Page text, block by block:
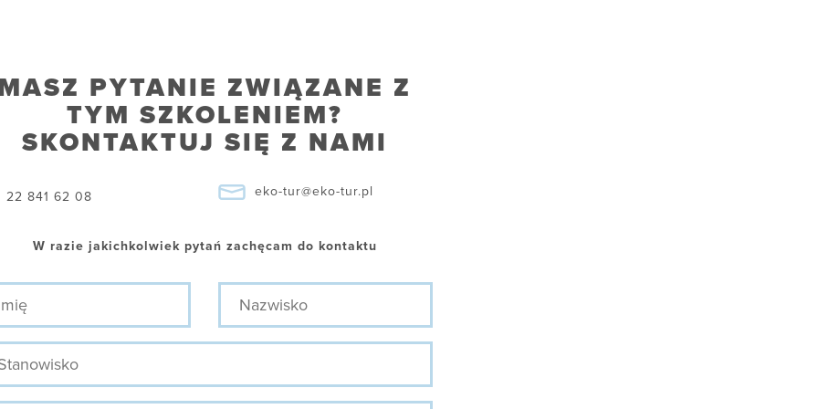
PYTANIE ZWIĄZANE Z
TYM SZKOLENIEM?
SKONTAKTUJ SIĘ Z NAMI
22 841 62 08 eko-tur@eko-tur.pl
W razie jakichkolwiek pytań zachęcam do kontaktu
Nazwisko